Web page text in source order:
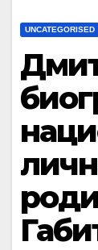
UNCATEGORISED